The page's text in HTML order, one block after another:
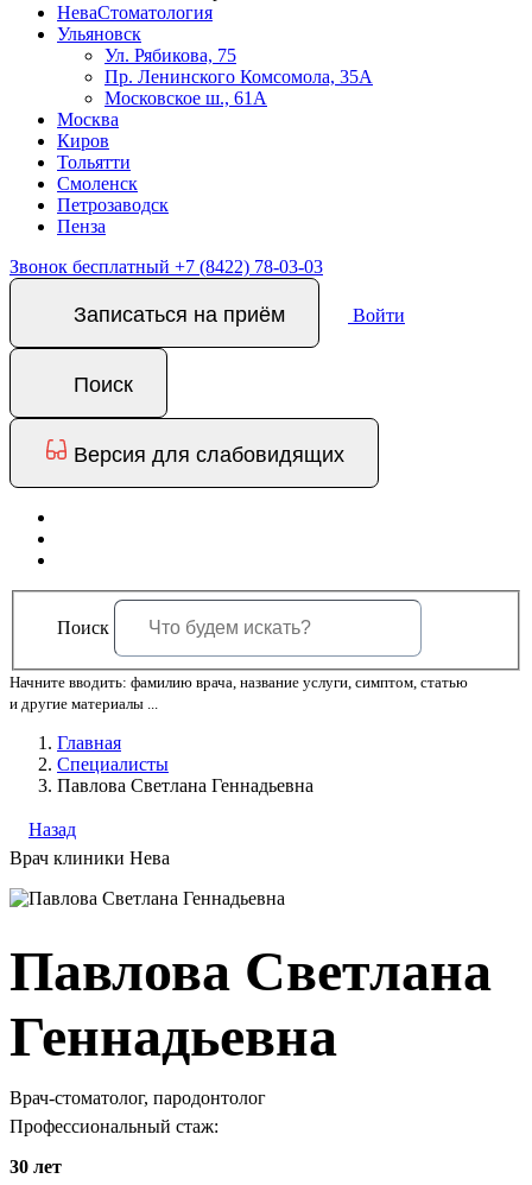
НеваСтоматология
Ульяновск
Ул. Рябикова, 75
Пр. Ленинского Комсомола, 35А
Московское ш., 61А
Москва
Киров
Тольятти
Смоленск
Петрозаводск
Пенза
Звонок бесплатный +7 (8422) 78-03-03
Записаться на приём Войти
Поиск
Версия для слабовидящих
Поиск
Начните вводить: фамилию врача, название услуги, симптом, статью
и другие материалы ...
Главная
Специалисты
Павлова Светлана Геннадьевна
Назад
Врач клиники Нева
Павлова Светлана
Геннадьевна
Врач-стоматолог, пародонтолог
Профессиональный стаж:
30 лет